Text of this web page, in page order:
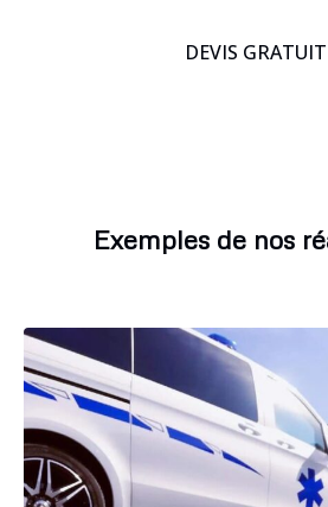
DEVIS GRATUIT
Exemples de nos